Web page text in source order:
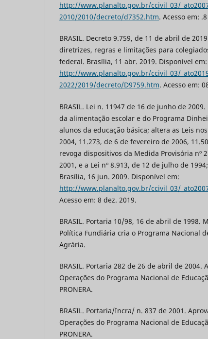
http://www.planalto.gov.br/ccivil_03/
2010/2010/decreto/d7352.htm. Acesso em:
BRASIL. Decreto 9.759, de 11 de abril de
diretrizes, regras e limitações para
federal. Brasília, 11 abr. 2019. Disponível em:
http://www.planalto.gov.br/ccivil_03/
2022/2019/decreto/D9759.htm. Acesso em:
BRASIL. Lei n. 11947 de 16 de junho de
da alimentação escolar e do Programa
alunos da educação básica; altera as Leis
2004, 11.273, de 6 de fevereiro de 2006,
revoga dispositivos da Medida Provisória nº
2001, e a Lei nº 8.913, de 12 de julho de
Brasília, 16 jun. 2009. Disponível em:
http://www.planalto.gov.br/ccivil_03/
Acesso em: 8 dez. 2019.
BRASIL. Portaria 10/98, 16 de abril de 1998.
Política Fundiária cria o Programa Nacional
Agrária.
BRASIL. Portaria 282 de 26 de abril de 2004.
Operações do Programa Nacional de
PRONERA.
BRASIL. Portaria/Incra/ n. 837 de 2001.
Operações do Programa Nacional de
PRONERA.